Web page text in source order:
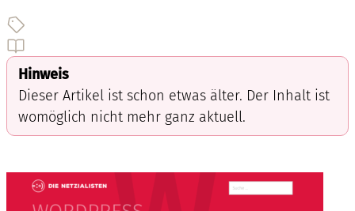
Hinweis
Dieser Artikel ist schon etwas älter. Der Inhalt ist
womöglich nicht mehr ganz aktuell.